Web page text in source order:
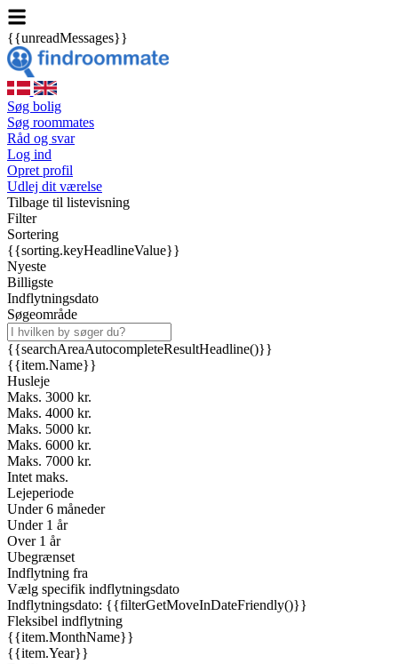
{{unreadMessages}}
Søg bolig
Søg roommates
Råd og svar
Log ind
Opret profil
Udlej dit værelse
Tilbage til listevisning
Filter
Sortering
{{sorting.keyHeadlineValue}}
Nyeste
Billigste
Indflytningsdato
Søgeområde
{{searchAreaAutocompleteResultHeadline()}}
{{item.Name}}
Husleje
Maks. 3000 kr.
Maks. 4000 kr.
Maks. 5000 kr.
Maks. 6000 kr.
Maks. 7000 kr.
Intet maks.
Lejeperiode
Under 6 måneder
Under 1 år
Over 1 år
Ubegrænset
Indflytning fra
Vælg specifik indflytningsdato
Indflytningsdato: {{filterGetMoveInDateFriendly()}}
Fleksibel indflytning
{{item.MonthName}}
{{item.Year}}